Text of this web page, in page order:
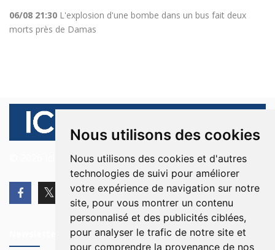
Nous utilisons des cookies
Nous utilisons des cookies et d'autres
technologies de suivi pour améliorer
votre expérience de navigation sur notre
site, pour vous montrer un contenu
personnalisé et des publicités ciblées,
pour analyser le trafic de notre site et
pour comprendre la provenance de nos
06/08 21:30 L'explosion d'une bombe dans un bus fait deux
morts près de Damas
© 2026 Ici Beyrouth. Tous les droits sont réservés.